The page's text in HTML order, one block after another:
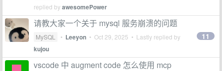
replied byawesomePower
请教大家一个关于 mysql 服务崩溃的问题
MySQL • Leeyon • Oct 29, 2025 • Lastly replied by
kujou
11
vscode 中 augment code 怎么使用 mcp